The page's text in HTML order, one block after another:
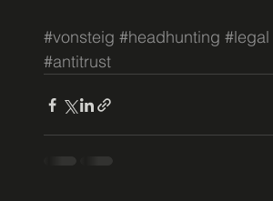
#vonsteig #headhunting #legal
#antitrust